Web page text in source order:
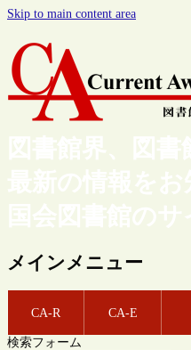
Skip to main content area
図書館界、図
最新の情報を
国会図書館のサ
メインメニュー
CA-R CA-E
検索フォーム